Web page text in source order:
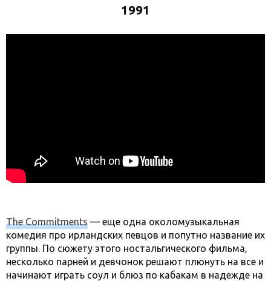
1991
The Commitments — еще одна околомузыкальная
комедия про ирландских певцов и попутно название их
группы. По сюжету этого ностальгического фильма,
несколько парней и девчонок решают плюнуть на все и
начинают играть соул и блюз по кабакам в надежде на